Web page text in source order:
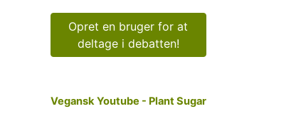
Opret en bruger for at
deltage i debatten!
Vegansk Youtube - Plant Sugar